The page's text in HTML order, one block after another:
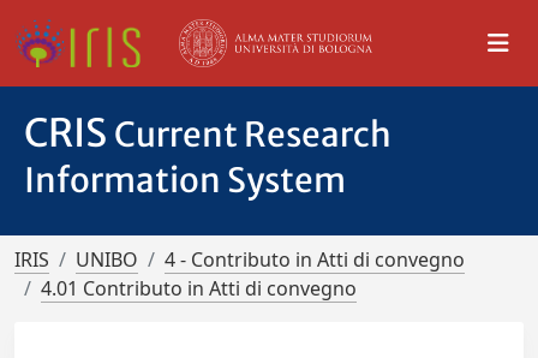
CRIS Current Research
Information System
IRIS UNIBO
4 - Contributo in Atti di convegno
4.01 Contributo in Atti di convegno